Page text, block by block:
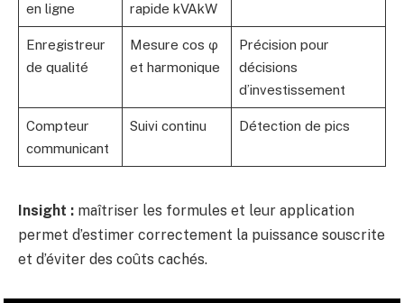
en ligne
rapide kVAkW
Enregistreur
de qualité
Mesure cos φ
et harmonique
Précision pour
décisions
d’investissement
Compteur
communicant
Suivi continu Détection de pics
Insight : maîtriser les formules et leur application
permet d’estimer correctement la puissance souscrite
et d’éviter des coûts cachés.